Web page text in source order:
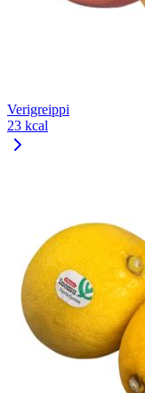
Verigreippi
23 kcal